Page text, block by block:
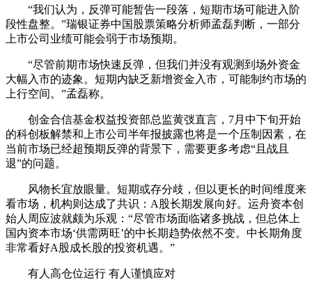
“我们认为，反弹可能暂告一段落，短期市场可能进入阶
段性盘整。”瑞银证券中国股票策略分析师孟磊判断，一部分
上市公司业绩可能会弱于市场预期。
“尽管前期市场快速反弹，但我们并没有观测到场外资金
大幅入市的迹象。短期内缺乏新增资金入市，可能制约市场的
上行空间。”孟磊称。
创金合信基金权益投资部总监黄弢直言，7月中下旬开始
的科创板解禁和上市公司半年报披露也将是一个压制因素，在
当前市场已经超预期反弹的背景下，需要更多考虑“且战且
退”的问题。
风物长宜放眼量。短期或存分歧，但以更长的时间维度来
看市场，机构则达成了共识：A股长期发展向好。运舟资本创
始人周应波就颇为乐观：“尽管市场面临诸多挑战，但总体上
国内资本市场‘供需两旺’的中长期趋势依然不变。中长期角度
非常看好A股成长股的投资机遇。”
有人高仓位运行 有人谨慎应对